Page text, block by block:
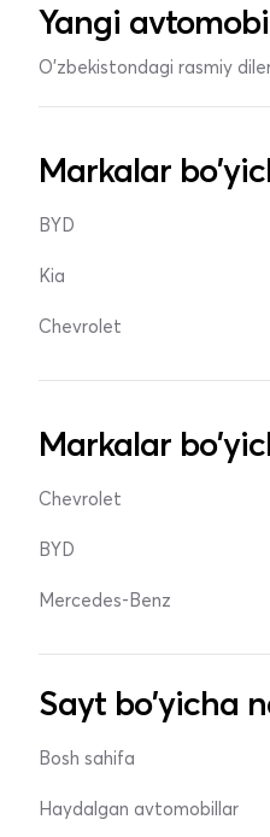
Yangi
O'zbekistondagi rasmiy
Markalar
BYD
Kia
Chevrolet
Markalar
Chevrolet
BYD
Mercedes-Benz
Sayt bo'yicha
Bosh sahifa
Haydalgan avtomobillar